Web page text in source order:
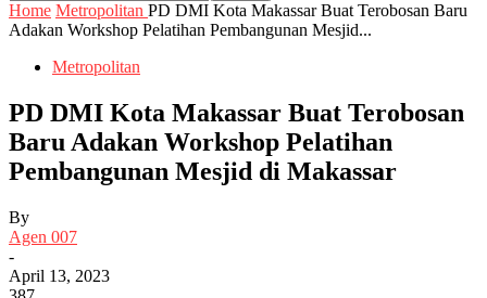
Home Metropolitan PD DMI Kota Makassar Buat Terobosan Baru
Adakan Workshop Pelatihan Pembangunan Mesjid...
Metropolitan
PD DMI Kota Makassar Buat Terobosan
Baru Adakan Workshop Pelatihan
Pembangunan Mesjid di Makassar
By
Agen 007
-
April 13, 2023